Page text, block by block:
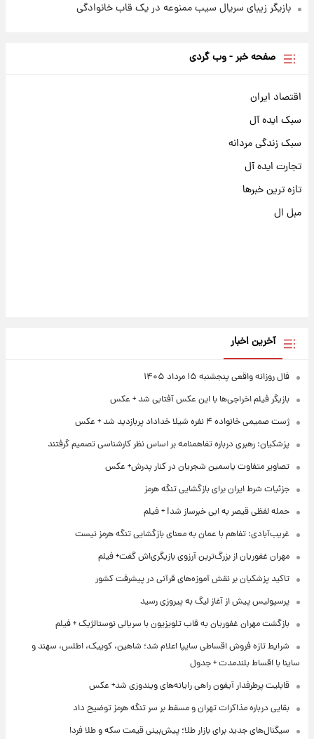
بازیگر زیبای سریال سیب ممنوعه در یک قاب خانوادگی
صفحه خبر - وب گردی
اقتصاد ایران
سبک ایده آل
سبک زندگی مردانه
تجارت ایده آل
تازه ترین خبرها
مبل ال
آخرین اخبار
فال روزانه واقعی پنجشنبه ۱۵ مرداد ۱۴۰۵
بازیگر فیلم اخراجی‌ها با این عکس آفتابی شد + عکس
ژست صمیمی خانواده ۴ نفره شیلا خداداد پربازدید شد + عکس
پزشکیان: رهبری درباره تفاهمنامه بر اساس نظر کارشناسی تصمیم گرفتند
تصاویر متفاوت یاسمین شجریان در کنار پدرش+ عکس
جزئیات شرط ایران برای بازگشایی تنگه هرمز
حمله لفظی قیصر به ابی خبرساز شد! + فیلم
غریب‌آبادی: تفاهم با عمان به معنای بازگشایی تنگه هرمز نیست
مهران غفوریان از بزرگ‌ترین آرزوی بازیگری‌اش گفت+ فیلم
تاکید پزشکیان بر نقش آموزه‌های قرآنی در پیشرفت کشور
پرسپولیس پیش از آغاز لیگ به پیروزی رسید
بازگشت مهران غفوریان به قاب تلویزیون با سریالی نوستالژیک + فیلم
شرایط تازه فروش اقساطی سایپا اعلام شد؛ شاهین، کوییک، اطلس، سهند و
ساینا با اقساط بلندمدت + جدول
قابلیت پرطرفدار آیفون راهی رایانه‌های ویندوزی شد+ عکس
بقایی درباره مذاکرات تهران و مسقط بر سر تنگه هرمز توضیح داد
سیگنال‌های جدید برای بازار طلا؛ پیش‌بینی قیمت سکه و طلا فردا